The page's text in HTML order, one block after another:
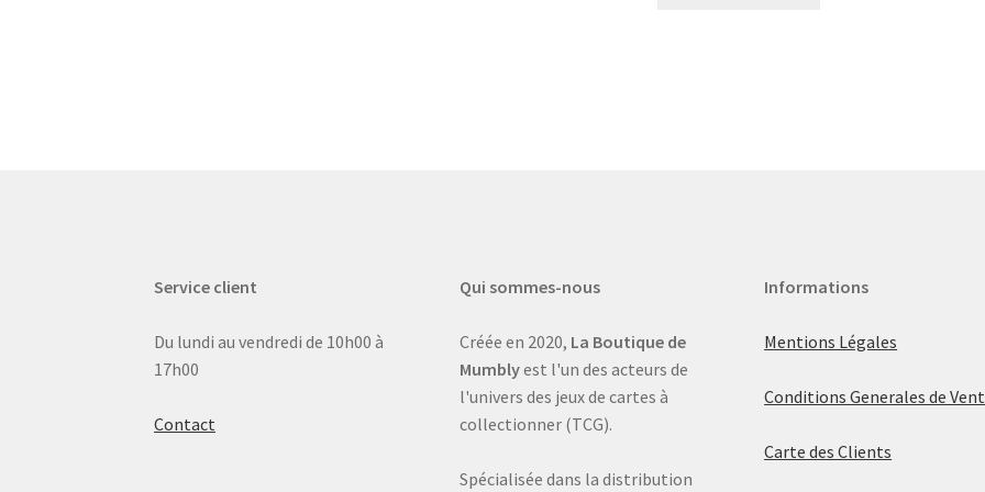
Service client
Du lundi au vendredi de 10h00 à
17h00
Contact
Qui sommes-nous
Créée en 2020, La Boutique de
Mumblyest l'un des acteurs de
l'univers des jeux de cartes à
collectionner (TCG).
Spécialisée dans la distribution
Informations
Mentions Légales
Conditions Generales de
Carte des Clients